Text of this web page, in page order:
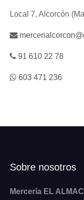
Local 7, Alcorcón
91 610 22 78
603 471 236
Sobre nosotros
Mercería EL